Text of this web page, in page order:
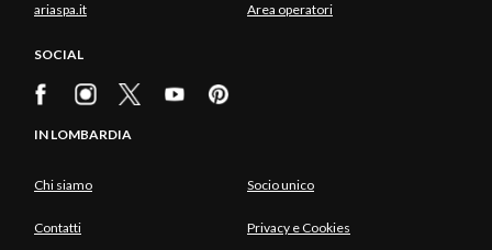
ariaspa.it Area operatori
SOCIAL
IN LOMBARDIA
Chi siamo Socio unico
Contatti Privacy e Cookies